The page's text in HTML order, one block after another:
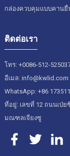
กล่องควบคุมแบบคานยื่
ติดต่อเรา
โทร: +0086-512-
อีเมล: info@kwlid.com
WhatsApp: +86
ที่อยู่: เลขที่ 12 ถนนเป่
มณฑลเจียงซู